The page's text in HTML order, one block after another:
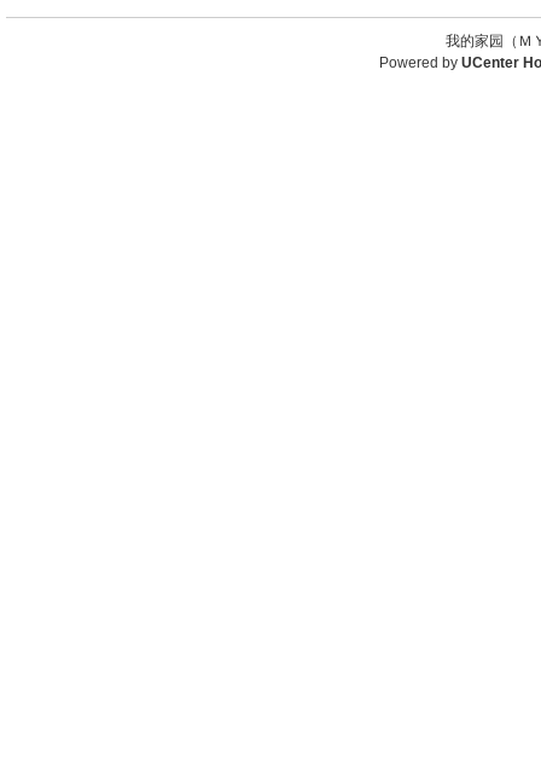
我的家园（
Powered by UCenter